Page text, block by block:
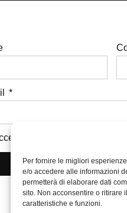
Per fornire le migliori
e/o accedere alle informazioni
permetterà di elaborare dati
sito. Non acconsentire o ritirare
caratteristiche e funzioni.
i termini e le condizioni.
Iscriviti alla